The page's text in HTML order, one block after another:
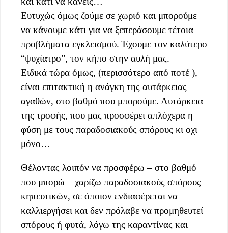
Ευτυχώς όμως ζούμε σε χωριό και μπορούμε
να κάνουμε κάτι για να ξεπεράσουμε τέτοια
προβλήματα εγκλεισμού. Έχουμε τον καλύτερο
“ψυχίατρο”, τον κήπο στην αυλή μας.
Ειδικά τώρα όμως, (περισσότερο από ποτέ ),
είναι επιτακτική η ανάγκη της αυτάρκειας
αγαθών, στο βαθμό που μπορούμε. Αυτάρκεια
της τροφής, που μας προσφέρει απλόχερα η
φύση με τους παραδοσιακούς σπόρους κι οχι
μόνο…
Θέλοντας λοιπόν να προσφέρω – στο βαθμό
που μπορώ – χαρίζω παραδοσιακούς σπόρους
κηπευτικών, σε όποιον ενδιαφέρεται να
καλλιεργήσει και δεν πρόλαβε να προμηθευτεί
σπόρους ή φυτά, λόγω της καραντίνας και